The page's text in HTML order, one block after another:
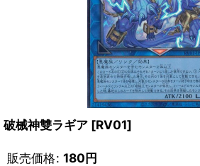
破械神雙ラギア [RV01]
販売価格: 180円